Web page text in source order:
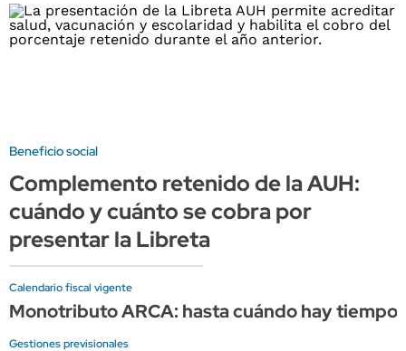
Beneficio social
Complemento retenido de la AUH:
cuándo y cuánto se cobra por
presentar la Libreta
Calendario fiscal vigente
Monotributo ARCA: hasta cuándo hay
Gestiones previsionales